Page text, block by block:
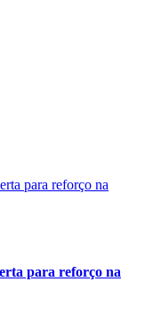
para reforço na